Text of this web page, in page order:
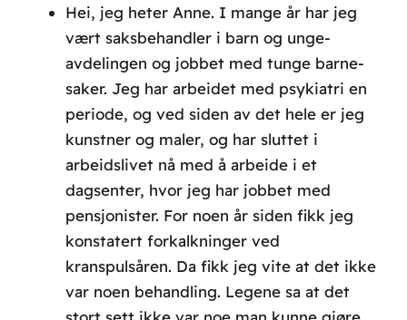
Hei, jeg heter Anne. I mange år har jeg
vært saksbehandler i barn og unge-
avdelingen og jobbet med tunge barne-
saker. Jeg har arbeidet med psykiatri en
periode, og ved siden av det hele er jeg
kunstner og maler, og har sluttet i
arbeidslivet nå med å arbeide i et
dagsenter, hvor jeg har jobbet med
pensjonister. For noen år siden fikk jeg
konstatert forkalkninger ved
kranspulsåren. Da fikk jeg vite at det ikke
var noen behandling. Legene sa at det